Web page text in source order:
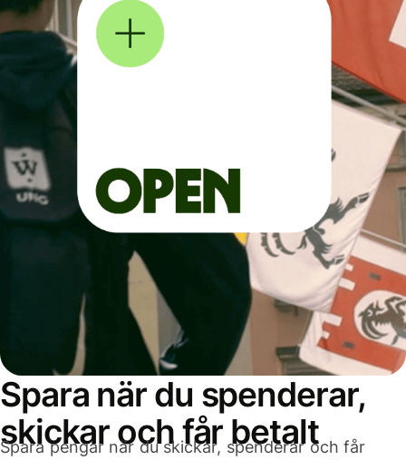
Spara när du spenderar,
skickar och får betalt
Spara pengar när du skickar, spenderar och får